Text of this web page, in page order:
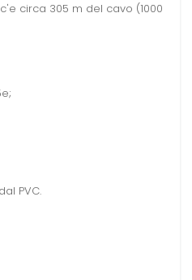
circa 305 m del cavo (1000
PVC.